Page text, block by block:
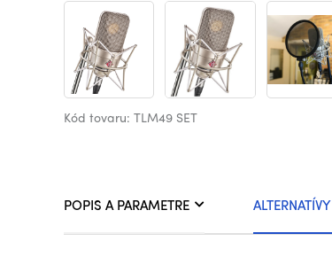
Kód tovaru: TLM49 SET
POPIS A PARAMETRE ALTERNATÍVY